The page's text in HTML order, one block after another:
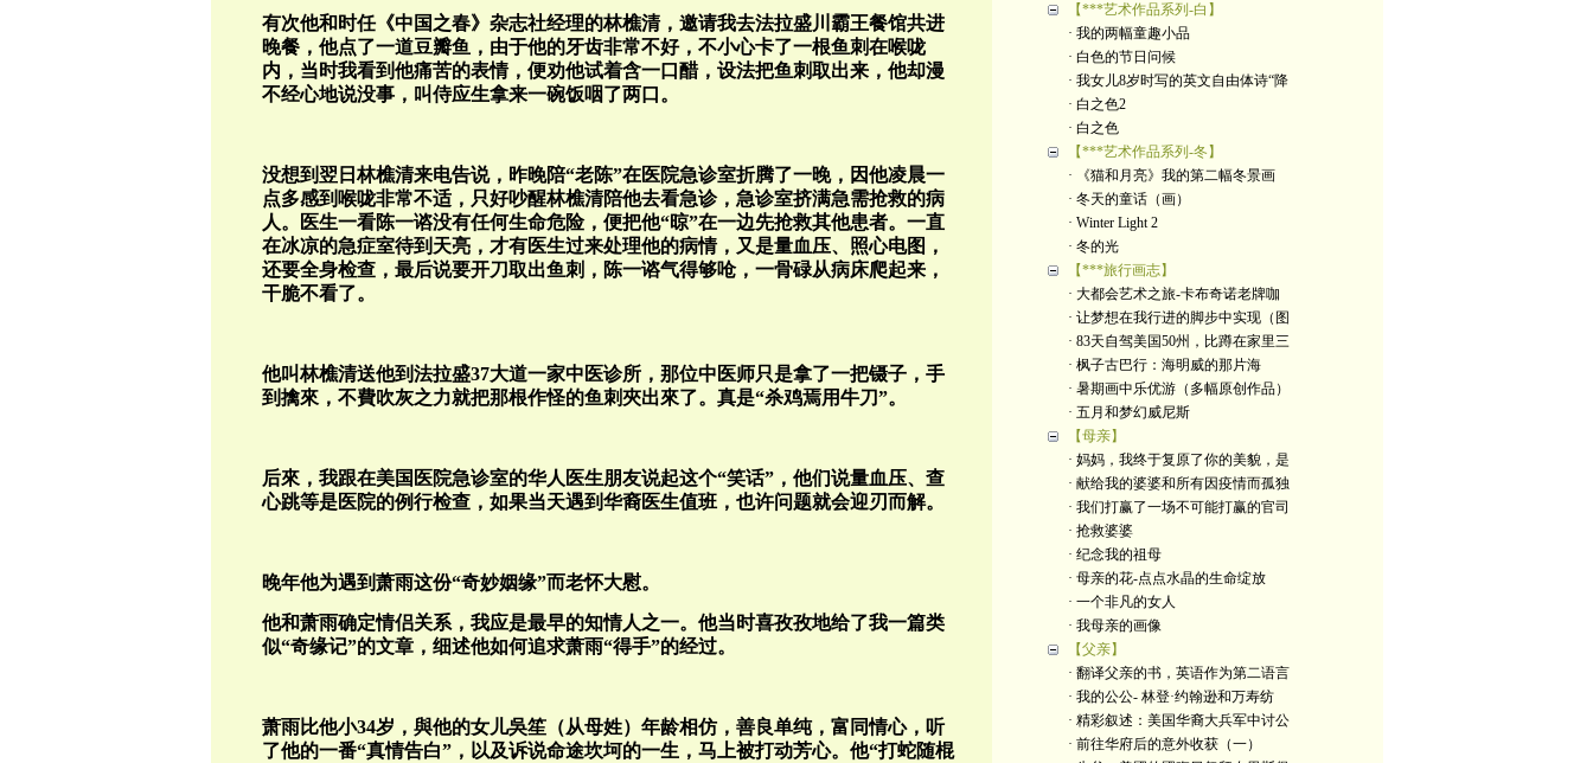
有次他和时任《中国之春》杂志社经理的林樵清，邀请我去法拉盛川霸王餐馆共进
晚餐，他点了一道豆瓣鱼，由于他的牙齿非常不好，不小心卡了一根鱼刺在喉咙
内，当时我看到他痛苦的表情，便劝他试着含一口醋，设法把鱼刺取出来，他却漫
不经心地说没事，叫侍应生拿来一碗饭咽了两口。
没想到翌日林樵清来电告说，昨晚陪“老陈”在医院急诊室折腾了一晚，因他凌晨一
点多感到喉咙非常不适，只好吵醒林樵清陪他去看急诊，急诊室挤满急需抢救的病
人。医生一看陈一谘没有任何生命危险，便把他“晾”在一边先抢救其他患者。一直
在冰凉的急症室待到天亮，才有医生过来处理他的病情，又是量血压、照心电图，
还要全身检查，最后说要开刀取出鱼刺，陈一谘气得够呛，一骨碌从病床爬起来，
干脆不看了。
他叫林樵清送他到法拉盛37大道一家中医诊所，那位中医师只是拿了一把镊子，手
到擒來，不費吹灰之力就把那根作怪的鱼刺夾出來了。真是“杀鸡焉用牛刀”。
后來，我跟在美国医院急诊室的华人医生朋友说起这个“笑话”，他们说量血压、查
心跳等是医院的例行检查，如果当天遇到华裔医生值班，也许问题就会迎刃而解。
晚年他为遇到萧雨这份“奇妙姻缘”而老怀大慰。
他和萧雨确定情侣关系，我应是最早的知情人之一。他当时喜孜孜地给了我一篇类
似“奇缘记”的文章，细述他如何追求萧雨“得手”的经过。
萧雨比他小34岁，與他的女儿吳笙（从母姓）年龄相仿，善良单纯，富同情心，听
了他的一番“真情告白”，以及诉说命途坎坷的一生，马上被打动芳心。他“打蛇随棍
【***艺术作品系列-白】
· 我的两幅童趣小品
· 白色的节日问候
· 我女儿8岁时写的英文自由体诗“降
· 白之色2
· 白之色
【***艺术作品系列-冬】
· 《猫和月亮》我的第二幅冬景画
· 冬天的童话（画）
· Winter Light 2
· 冬的光
【***旅行画志】
· 大都会艺术之旅-卡布奇诺老牌咖
· 让梦想在我行进的脚步中实现（图
· 83天自驾美国50州，比蹲在家里三
· 枫子古巴行：海明威的那片海
· 暑期画中乐优游（多幅原创作品）
· 五月和梦幻威尼斯
【母亲】
· 妈妈，我终于复原了你的美貌，是
· 献给我的婆婆和所有因疫情而孤独
· 我们打赢了一场不可能打赢的官司
· 抢救婆婆
· 纪念我的祖母
· 母亲的花-点点水晶的生命绽放
· 一个非凡的女人
· 我母亲的画像
【父亲】
· 翻译父亲的书，英语作为第二语言
· 我的公公- 林登·约翰逊和万寿纺
· 精彩叙述：美国华裔大兵军中讨公
· 前往华府后的意外收获（一）